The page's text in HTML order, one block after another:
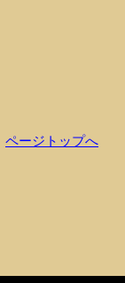
ページトップへ